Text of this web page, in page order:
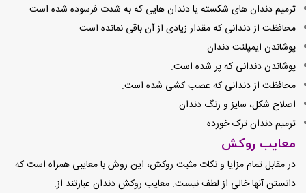
ترمیم دندان های شکسته یا دندان هایی که به شدت فرسوده شده است.
محافظت از دندانی که مقدار زیادی از آن باقی نمانده است.
پوشاندن ایمپلنت دندان
پوشاندن دندانی که پر شده است.
محافظت از دندانی که عصب کشی شده است.
اصلاح شکل، سایز و رنگ دندان
ترمیم دندان ترک خورده
معایب روکش
در مقابل تمام مزایا و نکات مثبت روکش، این روش با معایبی همراه است که
دانستن آنها خالی از لطف نیست. معایب روکش دندان عبارتند از: